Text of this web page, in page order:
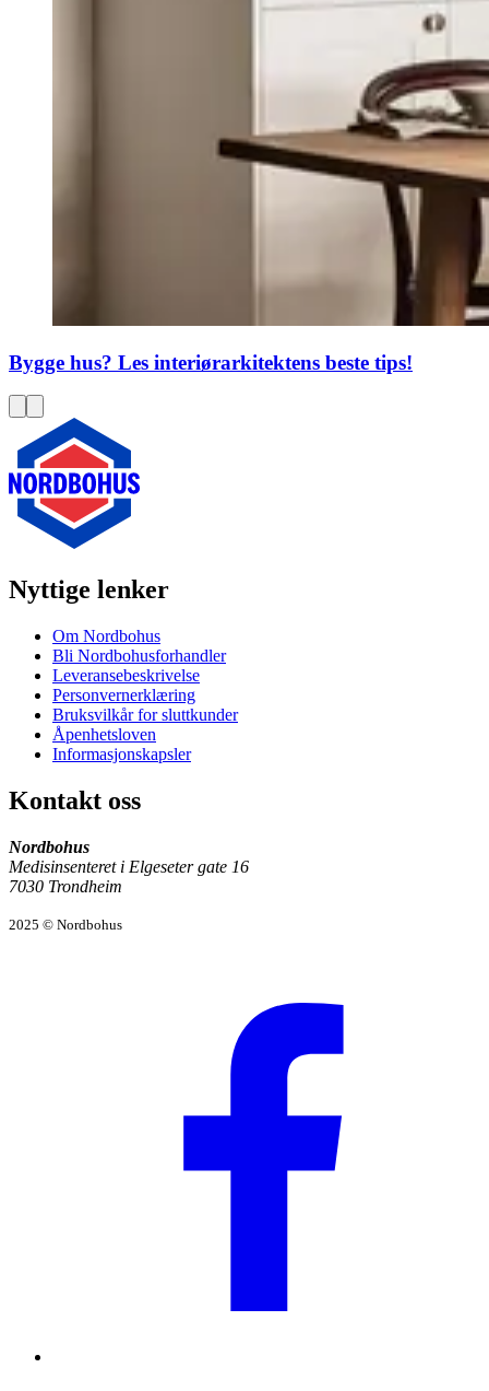
Bygge hus? Les interiørarkitektens beste tips!
Nyttige lenker
Om Nordbohus
Bli Nordbohusforhandler
Leveransebeskrivelse
Personvernerklæring
Bruksvilkår for sluttkunder
Åpenhetsloven
Informasjonskapsler
Kontakt oss
Nordbohus
Medisinsenteret i Elgeseter gate 16
7030 Trondheim
2025 © Nordbohus